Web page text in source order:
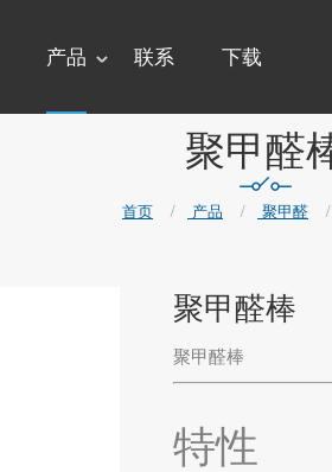
产品 联系 下载
聚甲醛
首页 / 产品 / 聚甲醛 /
聚甲醛棒
聚甲醛棒
特性